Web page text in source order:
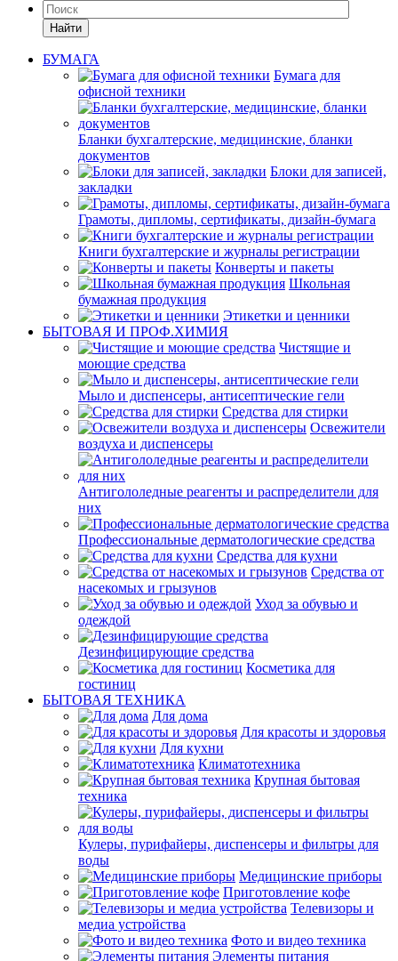
Найти
БУМАГА
Бумага для
офисной техники
Бланки бухгалтерские, медицинские, бланки
документов
Блоки для записей,
закладки
Грамоты, дипломы, сертификаты, дизайн-бумага
Книги бухгалтерские и журналы регистрации
Конверты и пакеты
Школьная
бумажная продукция
Этикетки и ценники
БЫТОВАЯ И ПРОФ.ХИМИЯ
Чистящие и
моющие средства
Мыло и диспенсеры, антисептические гели
Средства для стирки
Освежители
воздуха и диспенсеры
Антигололедные реагенты и распределители для
них
Профессиональные дерматологические средства
Средства для кухни
Средства от
насекомых и грызунов
Уход за обувью и
одеждой
Дезинфицирующие средства
Косметика для
гостиниц
БЫТОВАЯ ТЕХНИКА
Для дома
Для красоты и здоровья
Для кухни
Климатотехника
Крупная бытовая
техника
Кулеры, пурифайеры, диспенсеры и фильтры для
воды
Медицинские приборы
Приготовление кофе
Телевизоры и
медиа устройства
Фото и видео техника
Элементы питания